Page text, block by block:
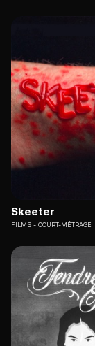
Skeeter
FILMS COURT-MÉTRAGE